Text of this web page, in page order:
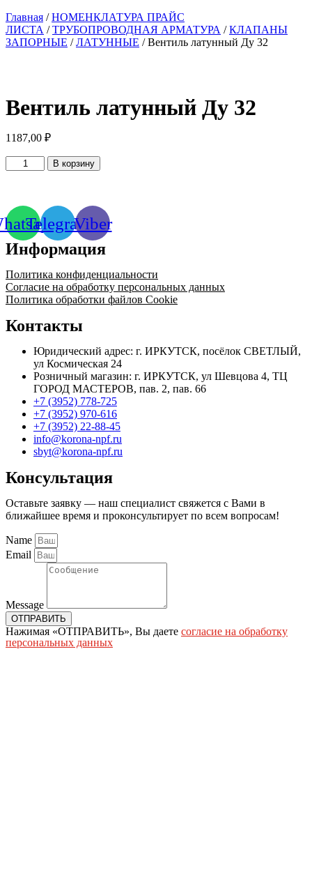
Главная /НОМЕНКЛАТУРА ПРАЙС
ЛИСТА /ТРУБОПРОВОДНАЯ АРМАТУРА /КЛАПАНЫ
ЗАПОРНЫЕ /ЛАТУННЫЕ / Вентиль латунный Ду 32
Вентиль латунный Ду 32
1187,00 ₽
Количество
товара
Ду
32
В корзину
TelegramViber
Информация
Политика конфиденциальности
Согласие на обработку персональных данных
Политика обработки файлов Cookie
Контакты
Юридический адрес: г. ИРКУТСК, посёлок СВЕТЛЫЙ,
ул Космическая 24
Розничный магазин: г. ИРКУТСК, ул Шевцова 4, ТЦ
ГОРОД МАСТЕРОВ, пав. 2, пав. 66
+7 (3952) 778-725
+7 (3952) 970-616
+7 (3952) 22-88-45
info@korona-npf.ru
sbyt@korona-npf.ru
Консультация
Оставьте заявку — наш специалист свяжется с Вами в
ближайшее время и проконсультирует по всем вопросам!
Name
Email
Message
ОТПРАВИТЬ
Нажимая «ОТПРАВИТЬ», Вы даете согласие на обработку
персональных данных